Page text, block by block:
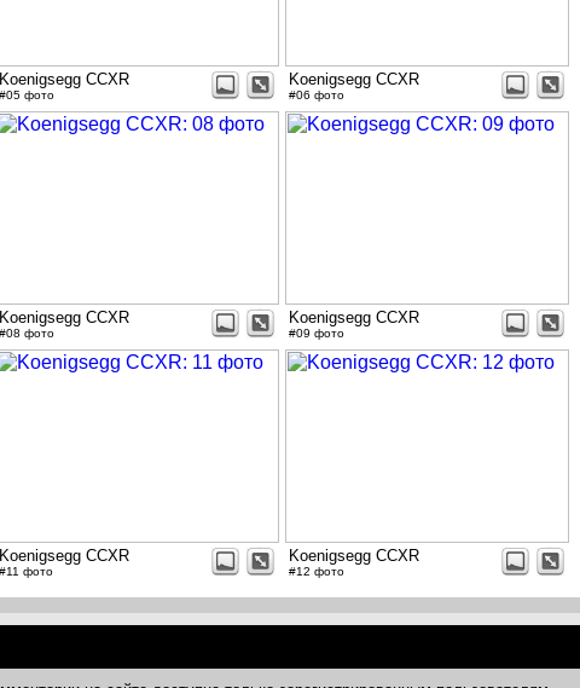
Koenigsegg CCXR
#05 фото
Koenigsegg CCXR
#06 фото
Koenigsegg CCXR
#08 фото
Koenigsegg CCXR
#09 фото
Koenigsegg CCXR
#11 фото
Koenigsegg CCXR
#12 фото